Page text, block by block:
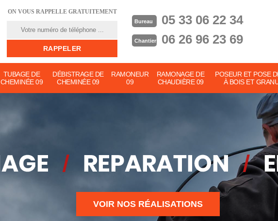
ON VOUS RAPPELLE GRATUITEMENT
Bureau 05 33 06 22 34
Chantier 06 26 96 23 69
TUBAGE DE
CHEMINÉE 09
DÉBISTRAGE DE
CHEMINÉE 09
RAMONEUR
09
RAMONAGE DE
CHAUDIÈRE 09
POSEUR ET POSE
À BOIS ET
VOIR NOS RÉALISATIONS